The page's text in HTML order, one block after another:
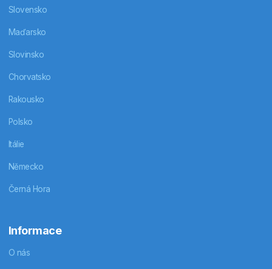
Slovensko
Maďarsko
Slovinsko
Chorvatsko
Rakousko
Polsko
Itálie
Německo
Černá Hora
Informace
O nás